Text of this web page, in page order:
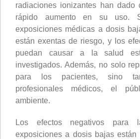
radiaciones ionizantes han dado
rápido aumento en su uso.
exposiciones médicas a dosis
están exentas de riesgo, y los
puedan causar a la salud
investigados. Además, no solo
para los pacientes, sino
profesionales médicos, el
ambiente.
Los efectos negativos
exposiciones a dosis bajas están